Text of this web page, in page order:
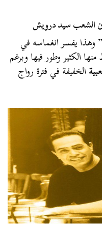
وهذا يفسر انغماسه في
الكثير وطور فيها وبرغم
الخفيفة في فترة رواج